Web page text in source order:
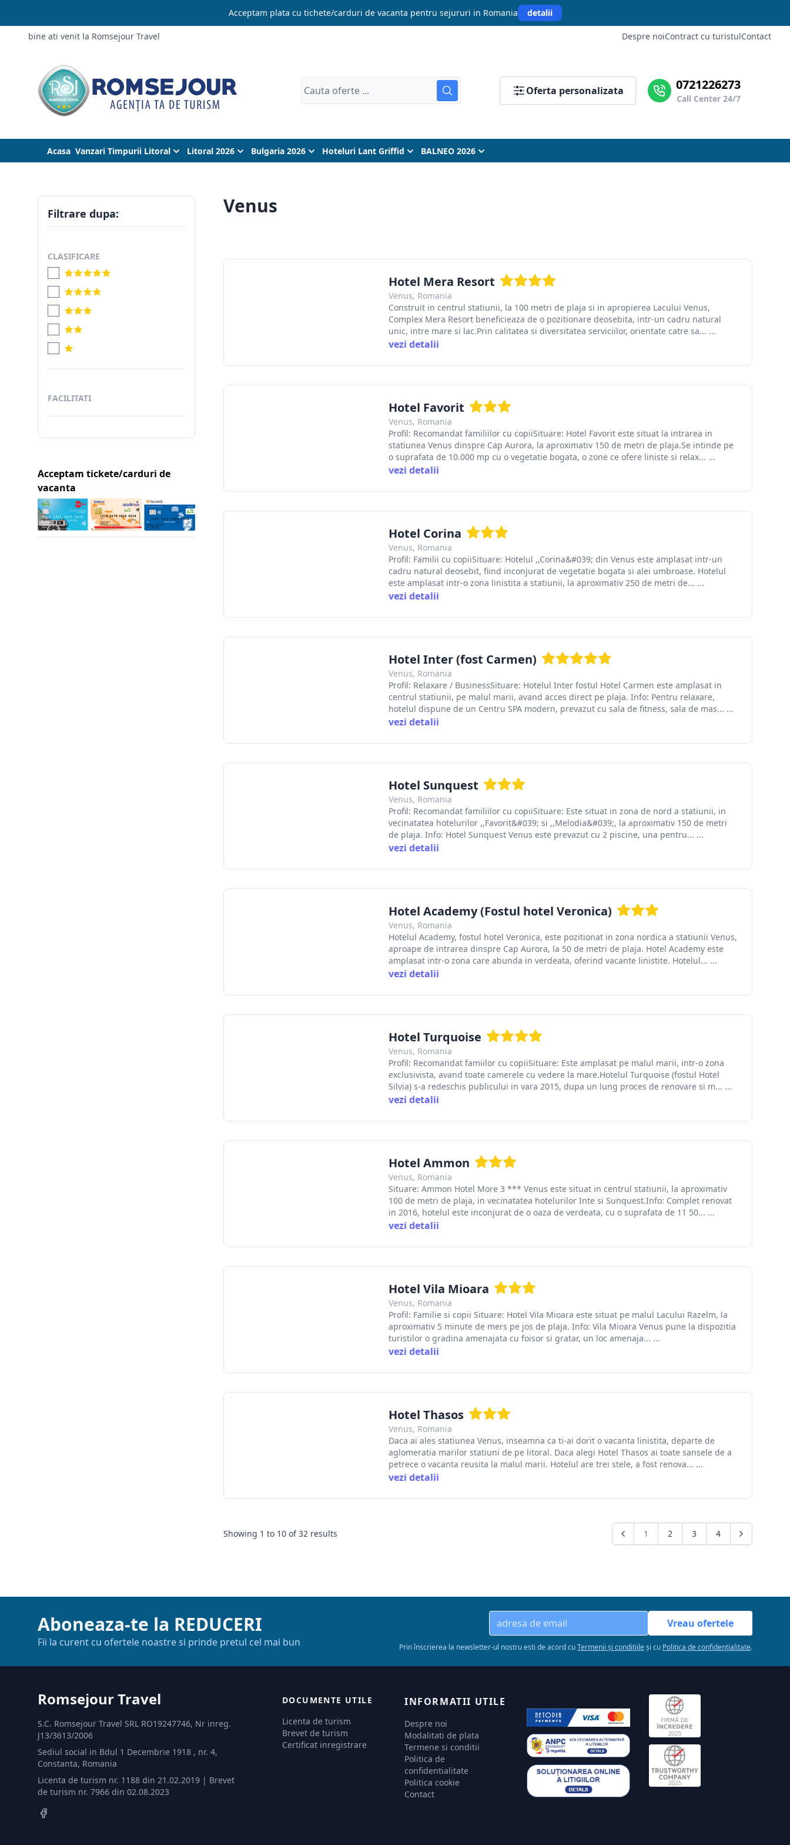
Acceptam plata cu tichete/carduri de vacanta pentru sejururi in Romania detalii
bine ati venit la Romsejour Travel Despre noiContract cu turistulContact
Oferta personalizata 0721226273
Call Center 24/7
Acasa Vanzari Timpurii Litoral Litoral 2026 Bulgaria 2026 Hoteluri Lant Griffid BALNEO 2026
Filtrare dupa:
CLASIFICARE
FACILITATI
Acceptam tickete/carduri de
vacanta
Venus
Hotel Mera Resort
Venus, Romania
Construit in centrul statiunii, la 100 metri de plaja si in apropierea Lacului Venus,
Complex Mera Resort beneficieaza de o pozitionare deosebita, intr-un cadru natural
unic, intre mare si lac.Prin calitatea si diversitatea serviciilor, orientate catre sa... ...
vezi detalii
Hotel Favorit
Venus, Romania
Profil: Recomandat familiilor cu copiiSituare: Hotel Favorit este situat la intrarea in
statiunea Venus dinspre Cap Aurora, la aproximativ 150 de metri de plaja.Se intinde pe
o suprafata de 10.000 mp cu o vegetatie bogata, o zone ce ofere liniste si relax... ...
vezi detalii
Hotel Corina
Venus, Romania
Profil: Familii cu copiiSituare: Hotelul ,,Corina&#039; din Venus este amplasat intr-un
cadru natural deosebit, fiind inconjurat de vegetatie bogata si alei umbroase. Hotelul
este amplasat intr-o zona linistita a statiunii, la aproximativ 250 de metri de... ...
vezi detalii
Hotel Inter (fost Carmen)
Venus, Romania
Profil: Relaxare / BusinessSituare: Hotelul Inter fostul Hotel Carmen este amplasat in
centrul statiunii, pe malul marii, avand acces direct pe plaja. Info: Pentru relaxare,
hotelul dispune de un Centru SPA modern, prevazut cu sala de fitness, sala de mas... ...
vezi detalii
Hotel Sunquest
Venus, Romania
Profil: Recomandat familiilor cu copiiSituare: Este situat in zona de nord a statiunii, in
vecinatatea hotelurilor ,,Favorit&#039; si ,,Melodia&#039;, la aproximativ 150 de metri
de plaja. Info: Hotel Sunquest Venus este prevazut cu 2 piscine, una pentru... ...
vezi detalii
Hotel Academy (Fostul hotel Veronica)
Venus, Romania
Hotelul Academy, fostul hotel Veronica, este pozitionat in zona nordica a statiunii Venus,
aproape de intrarea dinspre Cap Aurora, la 50 de metri de plaja. Hotel Academy este
amplasat intr-o zona care abunda in verdeata, oferind vacante linistite. Hotelul... ...
vezi detalii
Hotel Turquoise
Venus, Romania
Profil: Recomandat famiilor cu copiiSituare: Este amplasat pe malul marii, intr-o zona
exclusivista, avand toate camerele cu vedere la mare.Hotelul Turquoise (fostul Hotel
Silvia) s-a redeschis publicului in vara 2015, dupa un lung proces de renovare si m... ...
vezi detalii
Hotel Ammon
Venus, Romania
Situare: Ammon Hotel More 3 *** Venus este situat in centrul statiunii, la aproximativ
100 de metri de plaja, in vecinatatea hotelurilor Inte si Sunquest.Info: Complet renovat
in 2016, hotelul este inconjurat de o oaza de verdeata, cu o suprafata de 11 50... ...
vezi detalii
Hotel Vila Mioara
Venus, Romania
Profil: Familie si copii Situare: Hotel Vila Mioara este situat pe malul Lacului Razelm, la
aproximativ 5 minute de mers pe jos de plaja. Info: Vila Mioara Venus pune la dispozitia
turistilor o gradina amenajata cu foisor si gratar, un loc amenaja... ...
vezi detalii
Hotel Thasos
Venus, Romania
Daca ai ales statiunea Venus, inseamna ca ti-ai dorit o vacanta linistita, departe de
aglomeratia marilor statiuni de pe litoral. Daca alegi Hotel Thasos ai toate sansele de a
petrece o vacanta reusita la malul marii. Hotelul are trei stele, a fost renova... ...
vezi detalii
Showing 1 to 10 of 32 results 1 2 3 4
Aboneaza-te la REDUCERI
Fii la curent cu ofertele noastre si prinde pretul cel mai bun
Vreau ofertele
Prin înscrierea la newsletter-ul nostru esti de acord cuTermenii și condițiileși cu Politica de confidențialitate.
Romsejour Travel
S.C. Romsejour Travel SRL RO19247746, Nr inreg.
J13/3613/2006
Sediul social in Bdul 1 Decembrie 1918 , nr. 4,
Constanta, Romania
Licenta de turism nr. 1188 din 21.02.2019 | Brevet
de turism nr. 7966 din 02.08.2023
DOCUMENTE UTILE
Licenta de turism
Brevet de turism
Certificat inregistrare
INFORMATII UTILE
Despre noi
Modalitati de plata
Termene si conditii
Politica de
confidentialitate
Politica cookie
Contact